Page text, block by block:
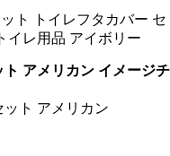
ト トイレフタカバー セ
イレ用品 アイボリー
ト アメリカン イメージチ